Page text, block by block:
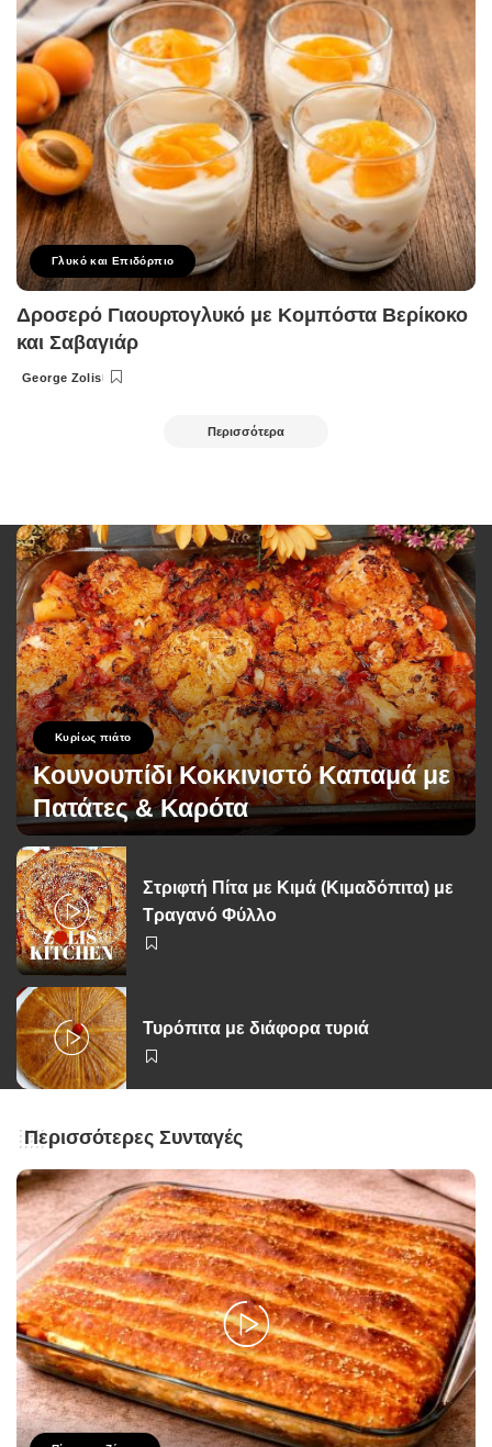
Γλυκό και Επιδόρπιο
Δροσερό Γιαουρτογλυκό με Κομπόστα Βερίκοκο
και Σαβαγιάρ
Posted
George Zolis
Περισσότερα
Κυρίως πιάτο
Κουνουπίδι Κοκκινιστό Καπαμά με
Πατάτες & Καρότα
Posted
by
George Zolis 2 Ιουνίου 2026
Στριφτή Πίτα με Κιμά (Κιμαδόπιτα) με
Τραγανό Φύλλο
Τυρόπιτα με διάφορα τυριά
Περισσότερες Συνταγές